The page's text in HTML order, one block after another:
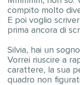
compito molto
E poi voglio
prima ancora di
Silvia, hai un
Vorrei riuscire a
carattere, la sua
quadro non